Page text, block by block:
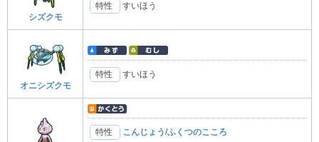
シズクモ
特性 すいほう
オニシズクモ
特性 すいほう
特性 こんじょう/ふくつのこころ